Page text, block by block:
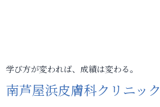
学び方が変われば、成績は変わる。
南芦屋浜皮膚科クリニック